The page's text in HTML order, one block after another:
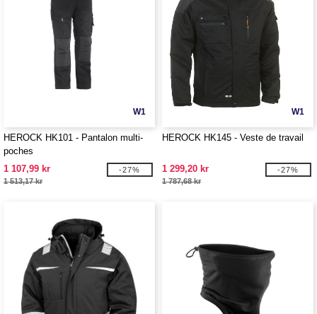
W1
HEROCK HK101 - Pantalon multi-
poches
1 107,99 kr
1 513,17 kr
-27%
W1
HEROCK HK145 - Veste de travail
1 299,20 kr
1 787,68 kr
-27%